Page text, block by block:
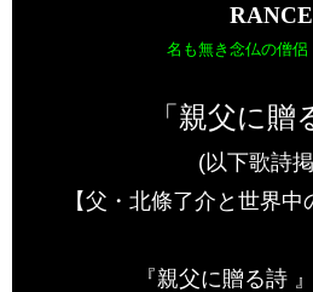
RANCE
名も無き念仏の僧侶
「親父に贈
(以下歌詩
【父・北條了介と世界中
『親父に贈る詩